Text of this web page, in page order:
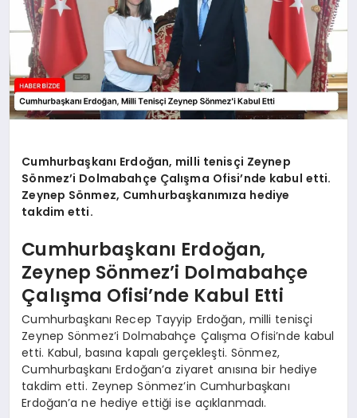
Cumhurbaşkanı Erdoğan, milli tenisçi Zeynep
Sönmez’i Dolmabahçe Çalışma Ofisi’nde kabul etti.
Zeynep Sönmez, Cumhurbaşkanımıza hediye
takdim etti.
Cumhurbaşkanı Erdoğan,
Zeynep Sönmez’i Dolmabahçe
Çalışma Ofisi’nde Kabul Etti
Cumhurbaşkanı Recep Tayyip Erdoğan, milli tenisçi
Zeynep Sönmez’i Dolmabahçe Çalışma Ofisi’nde kabul
etti. Kabul, basına kapalı gerçekleşti. Sönmez,
Cumhurbaşkanı Erdoğan’a ziyaret anısına bir hediye
takdim etti. Zeynep Sönmez’in Cumhurbaşkanı
Erdoğan’a ne hediye ettiği ise açıklanmadı.